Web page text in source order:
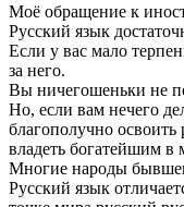
Моё обращение к
Русский язык
Если у вас мало
за него.
Вы ничегошеньки не
Но, если вам нечего
благополучно освоить
владеть богатейшим в
Многие народы
Русский язык